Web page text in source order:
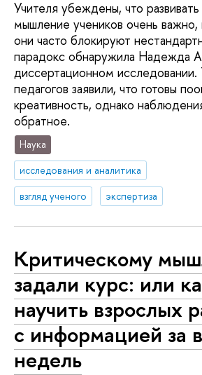
Учителя убеждены, что
мышление учеников очень важно,
они часто блокируют
парадокс обнаружила Надежда
диссертационном
педагогов заявили, что готовы
креативность, однако
обратное.
Наука
исследования и аналитика
взгляд ученого
экспертиза
Критическому
задали курс: или
научить взрослых
с информацией за
недель